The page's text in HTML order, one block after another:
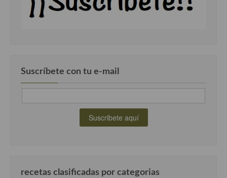
Suscríbete con tu e-mail
recetas clasificadas por categorias